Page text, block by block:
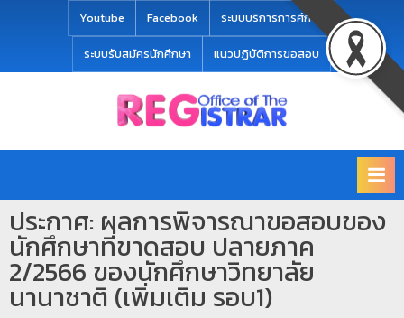
Youtube Facebook ระบบบริการการศึกษา
ระบบรับสมัครนักศึกษา แนวปฏิบัติการขอสอบ
นั
ท
ะ
เ
บี
the
Rajabhat
University
ประกาศ: ผลการพิจารณาขอสอบของ
นักศึกษาที่ขาดสอบ ปลายภาค
2/2566 ของนักศึกษาวิทยาลัย
นานาชาติ (เพิ่มเติม รอบ1)​
modal-check